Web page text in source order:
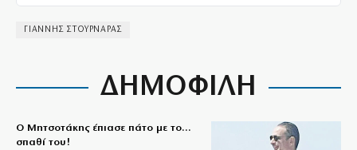
ΓΙΑΝΝΗΣ ΣΤΟΥΡΝΑΡΑΣ
ΔΗΜΟΦΙΛΗ
Ο Μητσοτάκης έπιασε πάτο με το…
σπαθί του!